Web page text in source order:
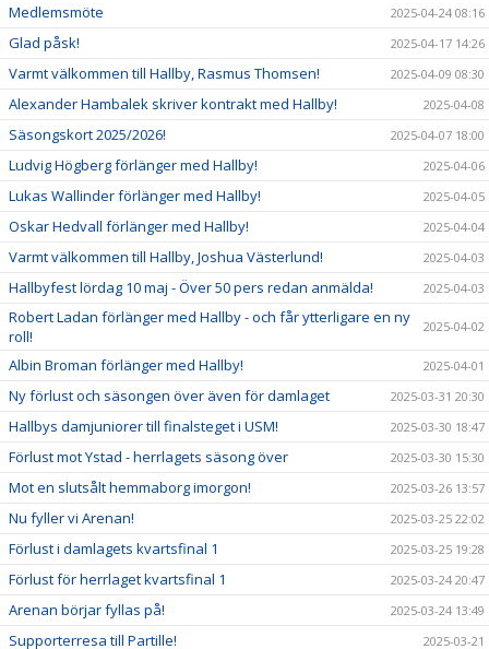
Medlemsmöte 2025-04-24 08:16
Glad påsk! 2025-04-17 14:26
Varmt välkommen till Hallby, Rasmus Thomsen! 2025-04-09 08:30
Alexander Hambalek skriver kontrakt med Hallby! 2025-04-08
Säsongskort 2025/2026! 2025-04-07 18:00
Ludvig Högberg förlänger med Hallby! 2025-04-06
Lukas Wallinder förlänger med Hallby! 2025-04-05
Oskar Hedvall förlänger med Hallby! 2025-04-04
Varmt välkommen till Hallby, Joshua Västerlund! 2025-04-03
Hallbyfest lördag 10 maj - Över 50 pers redan anmälda! 2025-04-03
Robert Ladan förlänger med Hallby - och får ytterligare en ny
roll!
2025-04-02
Albin Broman förlänger med Hallby! 2025-04-01
Ny förlust och säsongen över även för damlaget 2025-03-31 20:30
Hallbys damjuniorer till finalsteget i USM! 2025-03-30 18:47
Förlust mot Ystad - herrlagets säsong över 2025-03-30 15:30
Mot en slutsålt hemmaborg imorgon! 2025-03-26 13:57
Nu fyller vi Arenan! 2025-03-25 22:02
Förlust i damlagets kvartsfinal 1 2025-03-25 19:28
Förlust för herrlaget kvartsfinal 1 2025-03-24 20:47
Arenan börjar fyllas på! 2025-03-24 13:49
Supporterresa till Partille! 2025-03-21